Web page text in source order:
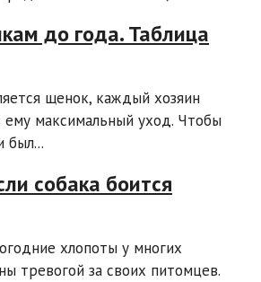
до года. Таблица
щенок, каждый хозяин
ему максимальный уход. Чтобы
был...
собака боится
хлопоты у многих
тревогой за своих питомцев.